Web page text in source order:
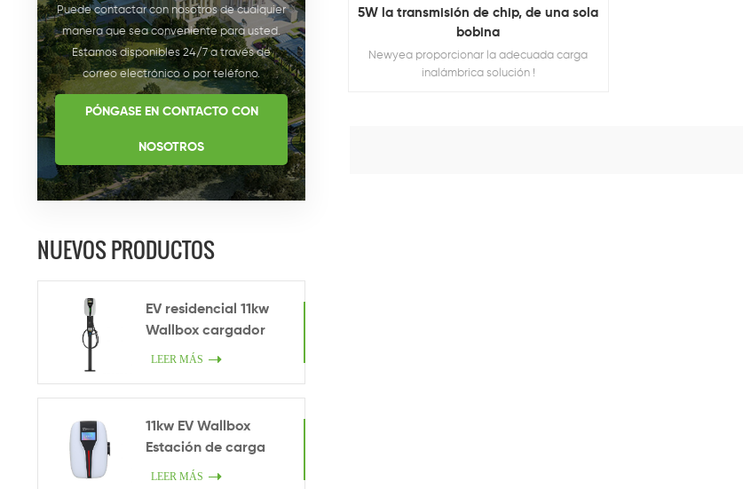
Puede contactar con nosotros de cualquier
manera que sea conveniente para usted.
Estamos disponibles 24/7 a través de
correo electrónico o por teléfono.
PÓNGASE EN CONTACTO CON
NOSOTROS
NUEVOS PRODUCTOS
EV residencial 11kw
Wallbox cargador
LEER MÁS
11kw EV Wallbox
Estación de carga
LEER MÁS
5W la transmisión de chip, de una sola
bobina
Newyea proporcionar la adecuada carga
inalámbrica solución !